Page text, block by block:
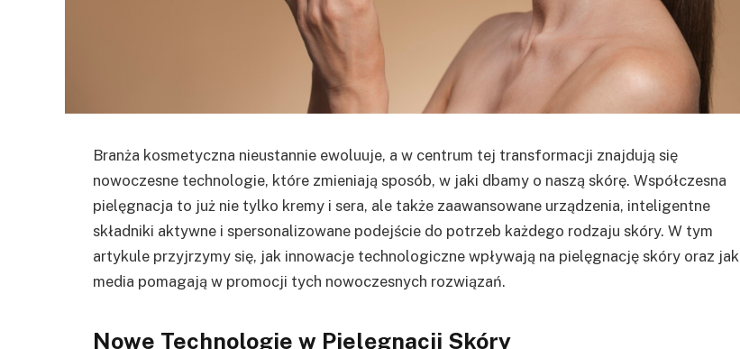
Branża kosmetyczna nieustannie ewoluuje, a w centrum tej transformacji znajdują się
nowoczesne technologie, które zmieniają sposób, w jaki dbamy o naszą skórę. Współczesna
pielęgnacja to już nie tylko kremy i sera, ale także zaawansowane urządzenia, inteligentne
składniki aktywne i spersonalizowane podejście do potrzeb każdego rodzaju skóry. W tym
artykule przyjrzymy się, jak innowacje technologiczne wpływają na pielęgnację skóry oraz jak
media pomagają w promocji tych nowoczesnych rozwiązań.
Nowe Technologie w Pielęgnacji Skóry